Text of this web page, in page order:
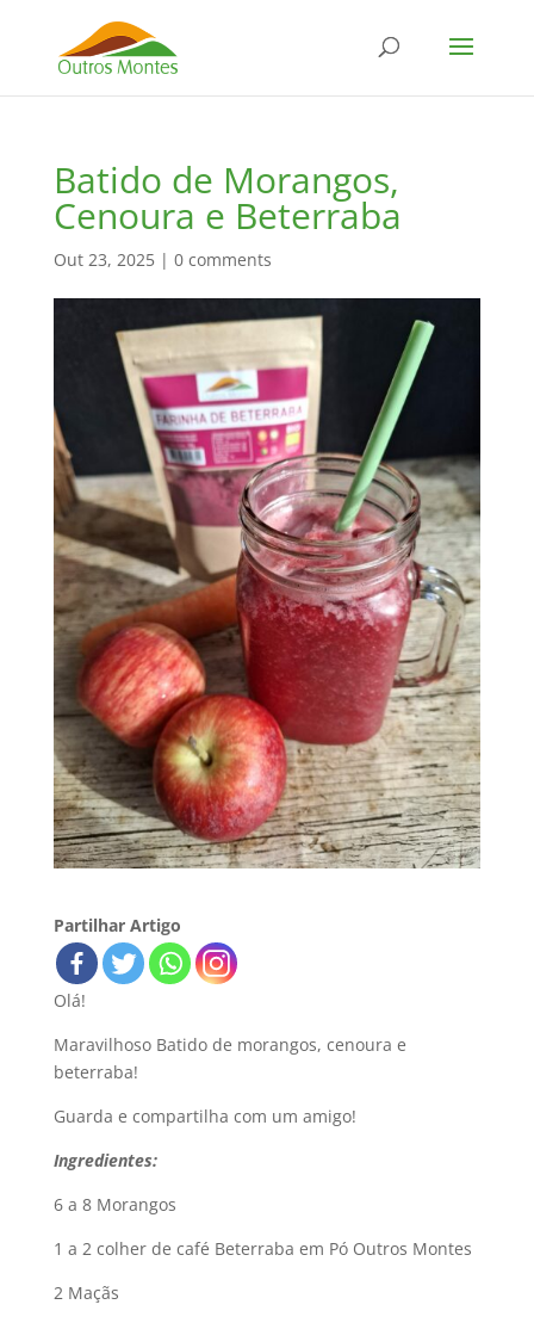
Batido de Morangos,
Cenoura e Beterraba
Out 23, 2025| 0 comments
Partilhar Artigo
Olá!
Maravilhoso Batido de morangos, cenoura e
beterraba!
Guarda e compartilha com um amigo!
Ingredientes:
6 a 8 Morangos
1 a 2 colher de café Beterraba em Pó Outros Montes
2 Maçãs